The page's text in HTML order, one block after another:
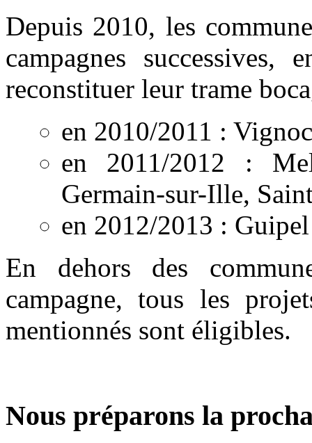
Depuis 2010, les
campagnes
reconstituer leur trame
en 2010/2011 :
en 2011/2012 :
Germain-sur-Ille,
en 2012/2013 :
En dehors des
campagne, tous les
mentionnés sont éligibles.
Nous préparons la